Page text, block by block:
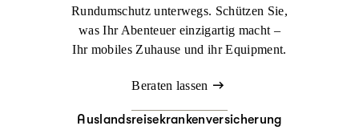
Rundumschutz unterwegs. Schützen Sie,
was Ihr Abenteuer einzigartig macht –
Ihr mobiles Zuhause und ihr Equipment.
Beraten lassen
Auslandsreisekrankenversicherung